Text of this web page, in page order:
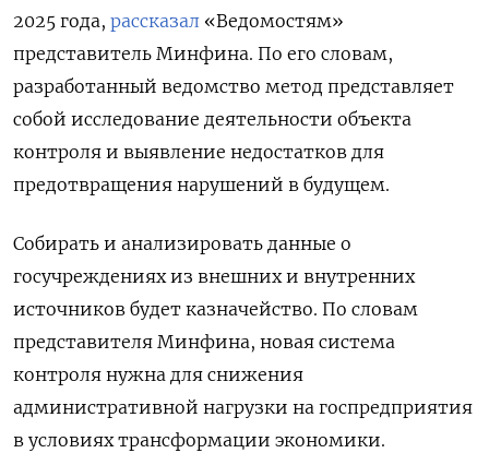
2025 года, рассказал «Ведомостям»
представитель Минфина. По его словам,
разработанный ведомство метод представляет
собой исследование деятельности объекта
контроля и выявление недостатков для
предотвращения нарушений в будущем.
Собирать и анализировать данные о
госучреждениях из внешних и внутренних
источников будет казначейство. По словам
представителя Минфина, новая система
контроля нужна для снижения
административной нагрузки на госпредприятия
в условиях трансформации экономики.